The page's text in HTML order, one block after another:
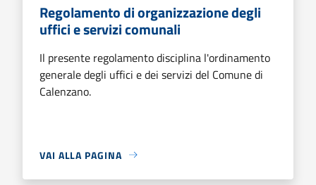
Regolamento di organizzazione degli
uffici e servizi comunali
Il presente regolamento disciplina l'ordinamento
generale degli uffici e dei servizi del Comune di
Calenzano.
VAI ALLA PAGINA